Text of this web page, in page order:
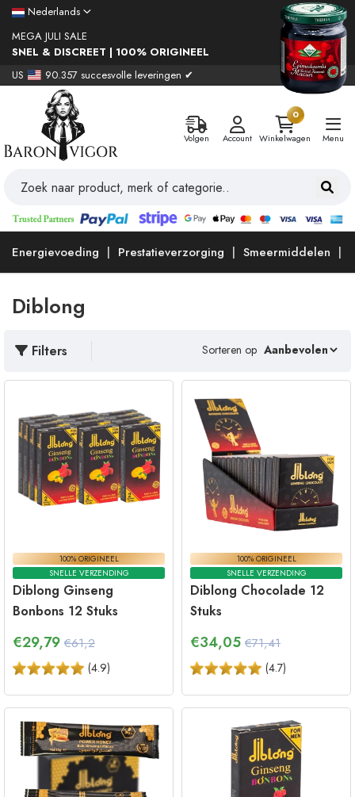
Nederlands
MEGA JULI SALE
SNEL & DISCREET | 100% ORIGINEEL
US
90.357 succesvolle leveringen ✔
Volgen Account
0
Winkelwagen
Menu
Energievoeding Prestatieverzorging Smeermiddelen
Diblong
Filters Sorteren op
100% ORIGINEEL
SNELLE VERZENDING
Diblong Ginseng
Bonbons 12 Stuks
€29,79 €61,2
(4.9)
100% ORIGINEEL
SNELLE VERZENDING
Diblong Chocolade 12
Stuks
€34,05 €71,41
(4.7)